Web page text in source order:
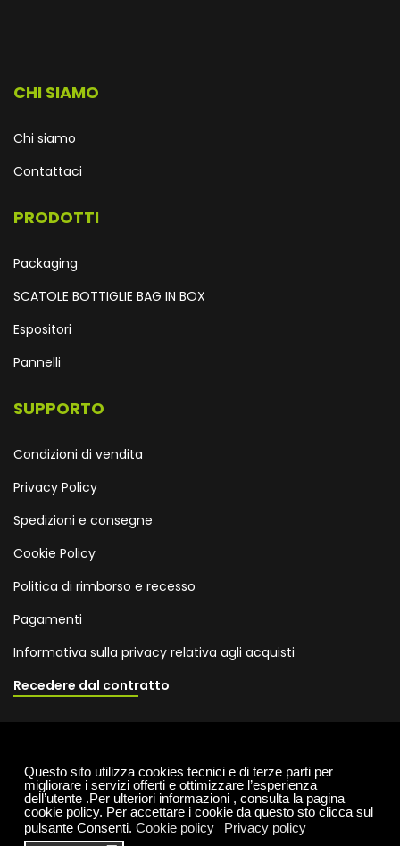
Questo sito utilizza cookies tecnici e di terze parti per
migliorare i servizi offerti e ottimizzare l’esperienza
dell’utente .Per ulteriori informazioni , consulta la pagina
cookie policy. Per accettare i cookie da questo sto clicca sul
pulsante Consenti. Cookie policy Privacy policy
CHI SIAMO
Chi siamo
Contattaci
PRODOTTI
Packaging
SCATOLE BOTTIGLIE BAG IN BOX
Espositori
Pannelli
SUPPORTO
Condizioni di vendita
Privacy Policy
Spedizioni e consegne
Cookie Policy
Politica di rimborso e recesso
Pagamenti
Informativa sulla privacy relativa agli acquisti
Recedere dal contratto
ONDULATI ED IMBALLAGGI DEL FRIULI Società per Azioni – Cap.
Soc. € 3.496.003,20 i.v. P.IVA, C.F. e Reg. Imprese
00404580318 - P.IVA CEE IT00404580318 – M GO001285
Sede legale in Zona Industriale fraz. Carnia, 33010 VENZONE